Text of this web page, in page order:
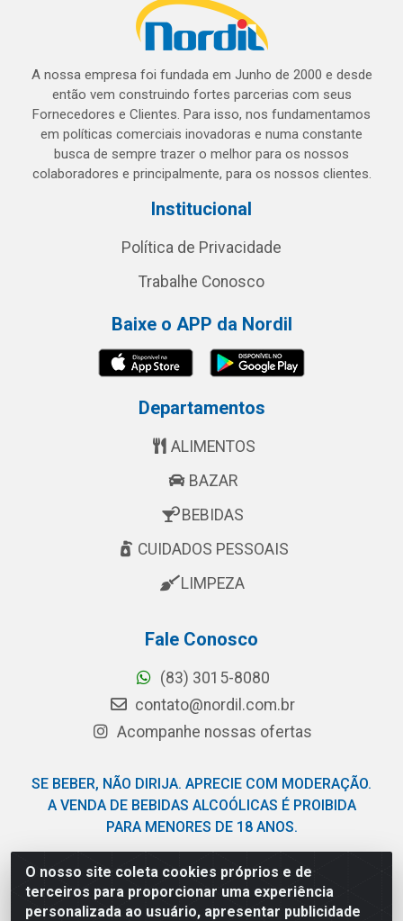
O nosso site coleta cookies próprios e de
terceiros para proporcionar uma experiência
personalizada ao usuário, apresentar publicidade
A nossa empresa foi fundada em Junho de 2000 e desde
então vem construindo fortes parcerias com seus
Fornecedores e Clientes. Para isso, nos fundamentamos
em políticas comerciais inovadoras e numa constante
busca de sempre trazer o melhor para os nossos
colaboradores e principalmente, para os nossos clientes.
Institucional
Política de Privacidade
Trabalhe Conosco
Baixe o APP da Nordil
Departamentos
ALIMENTOS
BAZAR
BEBIDAS
CUIDADOS PESSOAIS
LIMPEZA
Fale Conosco
(83) 3015-8080
contato@nordil.com.br
Acompanhe nossas ofertas
SE BEBER, NÃO DIRIJA. APRECIE COM MODERAÇÃO.
A VENDA DE BEBIDAS ALCOÓLICAS É PROIBIDA
PARA MENORES DE 18 ANOS.
Nordil Distribuidora - Avenida Liberdade, 2738, Bloco F -
Sesi - Bayeux/PB - CEP 58.111-400 - CNPJ